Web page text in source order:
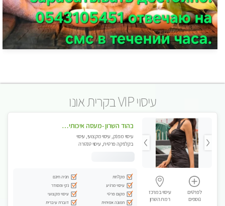
עיסוי VIP בקרית אונו
לפרטים
נוספים
עיסוי במרכז
רמת השרון
בהוד השרון -מעסה איכותית למאסז מקצועי ומפנק לכל שרירי הגוף
עיסוי מפנק, עיסוי מקצועי, עיסוי
בקלניקה פרטית, עיסוי טנטרה
מקלחת
חניה חינם
עיסוי מרגיע
נקי ומסודר
מקום פרטי
עיסוי מקצועי
תמונה אמיתית
דוברת עיברית